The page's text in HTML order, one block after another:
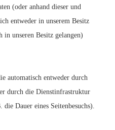
(oder anhand dieser und
entweder in unserem Besitz
in unseren Besitz gelangen)
automatisch entweder durch
durch die Dienstinfrastruktur
Dauer eines Seitenbesuchs).